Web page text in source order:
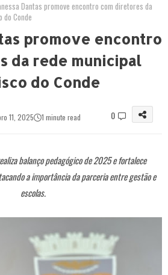
Dantas promove encontro com diretores da
do Conde
promove encontro
da rede municipal
do Conde
11, 2025
1 minute read 0
balanço pedagógico de 2025 e fortalece
a importância da parceria entre gestão e
escolas.